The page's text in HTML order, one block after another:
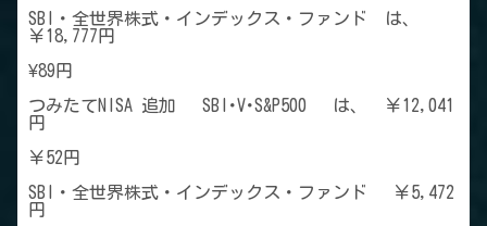
SBI・全世界株式・インデックス・ファンド は、
￥18,777円
¥89円
つみたてNISA 追加 SBI･V･S&P500 は、 ￥12,041
円
￥52円
SBI・全世界株式・インデックス・ファンド ￥5,472
円